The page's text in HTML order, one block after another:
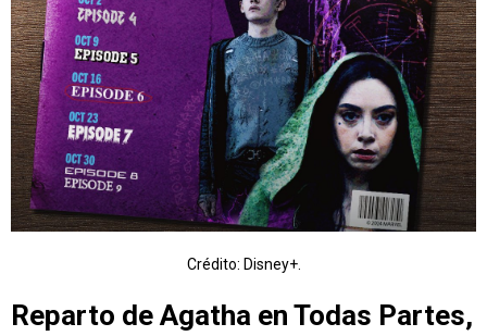
Crédito: Disney+.
Reparto de Agatha en Todas Partes,